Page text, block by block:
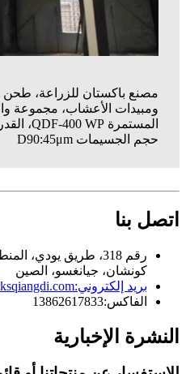
مصنع باكستان للزراعة،
ومبيدات الأعشاب، مجموعة
حجم الجسيمات D90:45μm
اتصل بنا
رقم 318، طريق يودي،
كونشان، جيانغسو، الصين
بريد إلكتروني:
الفاكس:13862617833
النشرة الإخبارية